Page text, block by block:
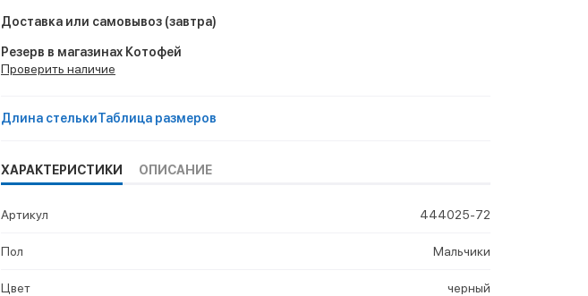
Доставка или самовывоз (завтра)
Резерв в магазинах Котофей
Проверить наличие
Длина стелькиТаблица размеров
ХАРАКТЕРИСТИКИ ОПИСАНИЕ
Артикул 444025-72
Пол Мальчики
Цвет черный